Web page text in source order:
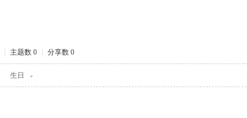
主题数 0 分享数 0
生日 -